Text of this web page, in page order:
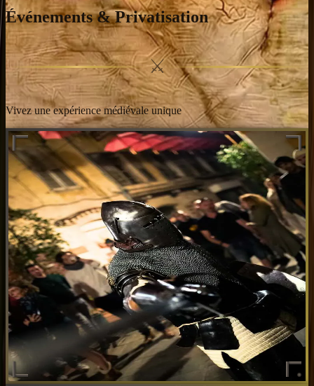
Événements & Privatisation
⚔
Vivez une expérience médiévale unique
Soirées Médiévales
Une animation médiévale par mois d'octobre à mars. Banquets,
musiques d'époque et spectacles pour une immersion totale.
Soirées Médiévales
Une animation médiévale par mois d'octobre à mars. Banquets,
musiques d'époque et spectacles pour une immersion totale.